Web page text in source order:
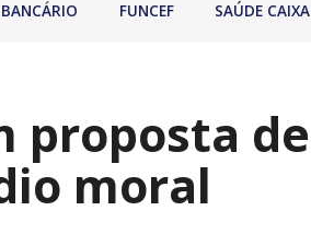
FUNCEF SAÚDE CAIXA
proposta de
moral